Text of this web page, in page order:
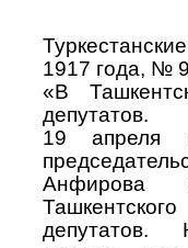
1917 года, №
«В
депутатов.
19 апреля
Анфирова
депутатов.